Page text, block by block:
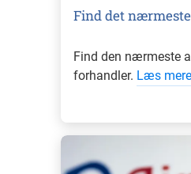
Find det
Find den nærmeste
forhandler. Læs mere